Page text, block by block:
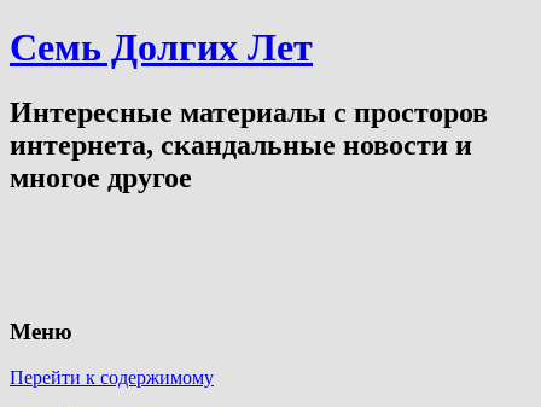
Семь Долгих Лет
Интересные материалы с просторов
интернета, скандальные новости и
многое другое
Меню
Перейти к содержимому